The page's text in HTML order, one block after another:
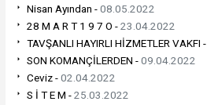
Nisan Ayından -08.05.2022
28 M A R T 1 9 7 O -23.04.2022
TAVŞANLI HAYIRLI HİZMETLER VAKFI -
SON KOMANÇİLERDEN -09.04.2022
Ceviz -02.04.2022
S İ T E M -25.03.2022